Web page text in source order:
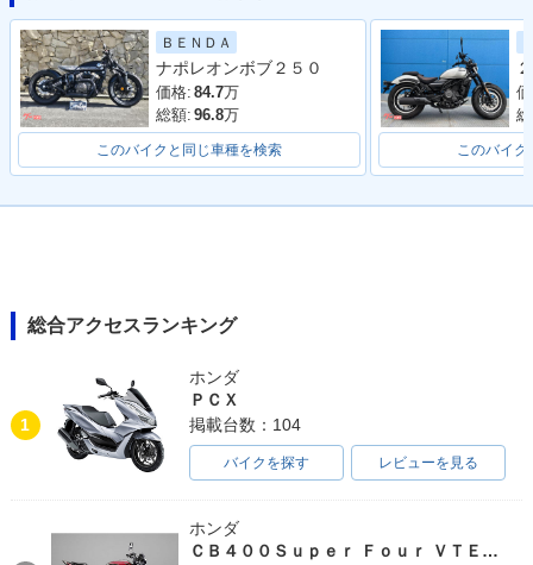
ＢＥＮＤＡ
ナポレオンボブ２５０
価格: 84.7万
総額: 96.8万
このバイクと同じ車種を検索 このバイク
総合アクセスランキング
1
ホンダ
ＰＣＸ
掲載台数：104
バイクを探す レビューを見る
ホンダ
ＣＢ４００Ｓｕｐｅｒ Ｆｏｕｒ ＶＴＥＣ ＳＰＥＣ３